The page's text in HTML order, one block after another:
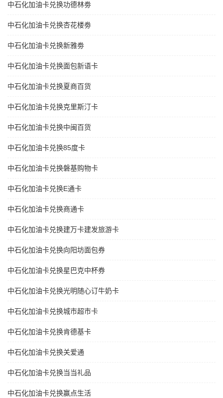
中石化加油卡兑换功德林劵
中石化加油卡兑换杏花楼劵
中石化加油卡兑换新雅劵
中石化加油卡兑换面包新语卡
中石化加油卡兑换夏商百货
中石化加油卡兑换克里斯汀卡
中石化加油卡兑换中闽百货
中石化加油卡兑换85度卡
中石化加油卡兑换磐基购物卡
中石化加油卡兑换E通卡
中石化加油卡兑换商通卡
中石化加油卡兑换建万卡建发旅游卡
中石化加油卡兑换向阳坊面包券
中石化加油卡兑换星巴克中杯券
中石化加油卡兑换光明随心订牛奶卡
中石化加油卡兑换城市超市卡
中石化加油卡兑换肯德基卡
中石化加油卡兑换关爱通
中石化加油卡兑换当当礼品
中石化加油卡兑换赢点生活